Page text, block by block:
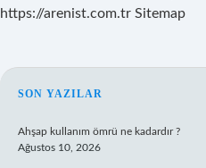
https://arenist.com.tr Sitemap
SIDEBAR
SON YAZILAR
Ahşap kullanım ömrü ne kadardır ?
Ağustos 10, 2026